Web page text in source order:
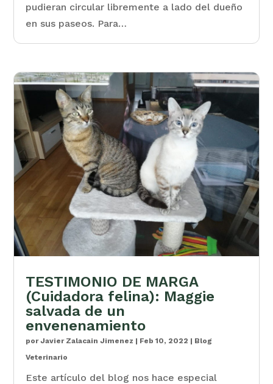
pudieran circular libremente a lado del dueño
en sus paseos. Para…
TESTIMONIO DE MARGA
(Cuidadora felina): Maggie
salvada de un
envenenamiento
porJavier Zalacain Jimenez | Feb 10, 2022 | Blog
Veterinario
Este artículo del blog nos hace especial